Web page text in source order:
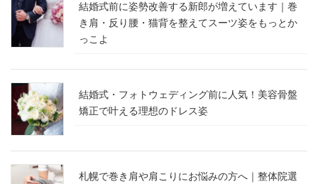
結婚式前に姿勢改善する新郎が増えています｜巻
き肩・反り腰・猫背を整えてスーツ姿をもっとか
っこよ
結婚式・フォトウェディング前に人気！美容骨盤
矯正で叶える理想のドレス姿
札幌で巻き肩や肩こりにお悩みの方へ｜整体院選